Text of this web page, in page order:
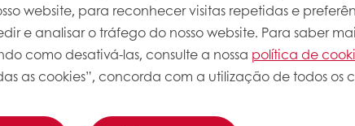
website, para reconhecer visitas repetidas e
e analisar o tráfego do nosso website. Para saber
como desativá-las, consulte a nossa política de
as cookies”, concorda com a utilização de todos os